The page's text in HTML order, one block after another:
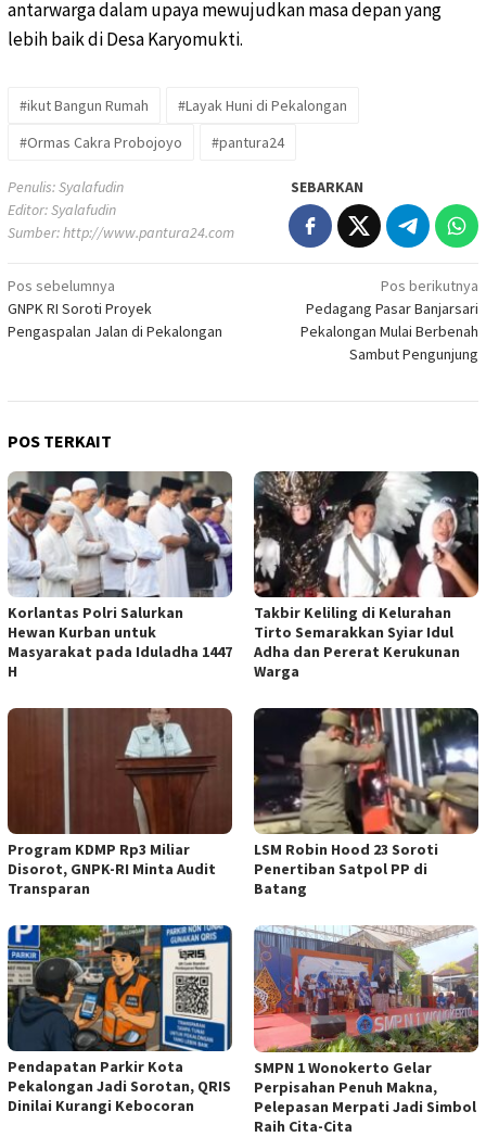
antarwarga dalam upaya mewujudkan masa depan yang
lebih baik di Desa Karyomukti.
#ikut Bangun Rumah
#Layak Huni di Pekalongan
#Ormas Cakra Probojoyo
#pantura24
Penulis: Syalafudin
Editor: Syalafudin
Sumber:http://www.pantura24.com
SEBARKAN
Navigasi
pos
Pos sebelumnya
GNPK RI Soroti Proyek
Pengaspalan Jalan di Pekalongan
Pos berikutnya
Pedagang Pasar Banjarsari
Pekalongan Mulai Berbenah
Sambut Pengunjung
POS TERKAIT
Korlantas Polri Salurkan
Hewan Kurban untuk
Masyarakat pada Iduladha 1447
H
Takbir Keliling di Kelurahan
Tirto Semarakkan Syiar Idul
Adha dan Pererat Kerukunan
Warga
Program KDMP Rp3 Miliar
Disorot, GNPK-RI Minta Audit
Transparan
LSM Robin Hood 23 Soroti
Penertiban Satpol PP di
Batang
Pendapatan Parkir Kota
Pekalongan Jadi Sorotan, QRIS
Dinilai Kurangi Kebocoran
SMPN 1 Wonokerto Gelar
Perpisahan Penuh Makna,
Pelepasan Merpati Jadi Simbol
Raih Cita-Cita